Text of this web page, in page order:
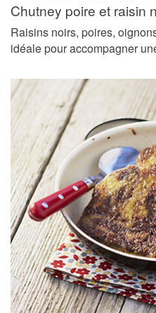
Chutney poire et raisin
Raisins noirs, poires,
idéale pour accompagner